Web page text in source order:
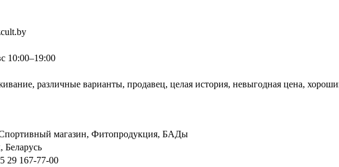
10:00–19:00
различные варианты, продавец, целая история, невыгодная цена,
магазин, Фитопродукция, БАДы
Беларусь
29 167-77-00